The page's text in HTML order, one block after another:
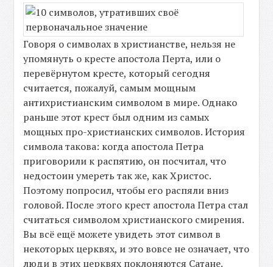
Говоря о символах в христианстве, нельзя не
упомянуть о кресте апостола Перта, или о
перевёрнутом кресте, который сегодня
считается, пожалуй, самым мощным
антихристианским символом в мире. Однако
раньше этот крест был одним из самых
мощных про-христианских символов. История
символа такова: когда апостола Петра
приговорили к распятию, он посчитал, что
недостоин умереть так же, как Христос.
Поэтому попросил, чтобы его распяли вниз
головой. После этого крест апостола Петра стал
считаться символом христианского смирения.
Вы всё ещё можете увидеть этот символ в
некоторых церквях, и это вовсе не означает, что
люди в этих церквях поклоняются Сатане.